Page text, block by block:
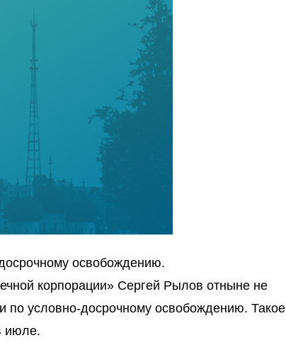
освобождению.
корпорации» Сергей Рылов отныне не
по условно-досрочному освобождению. Такое
июле.